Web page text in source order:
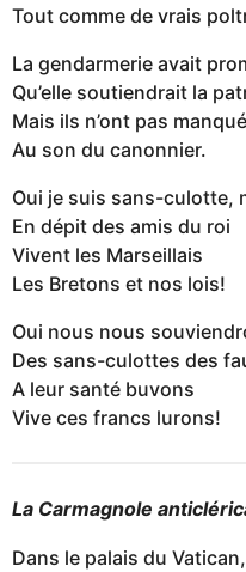
Tout comme de vrais
La gendarmerie avait
Qu’elle soutiendrait la
Mais ils n’ont pas manqué
Au son du canonnier.
Oui je suis sans-culotte,
En dépit des amis du roi
Vivent les Marseillais
Les Bretons et nos lois!
Oui nous nous
Des sans-culottes des
A leur santé buvons
Vive ces francs lurons!
La Carmagnole
Dans le palais du